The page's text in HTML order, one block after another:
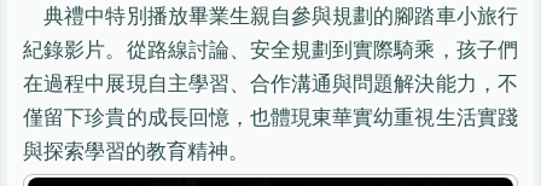
典禮中特別播放畢業生親自參與規劃的腳踏車小旅行
紀錄影片。從路線討論、安全規劃到實際騎乘，孩子們
在過程中展現自主學習、合作溝通與問題解決能力，不
僅留下珍貴的成長回憶，也體現東華實幼重視生活實踐
與探索學習的教育精神。